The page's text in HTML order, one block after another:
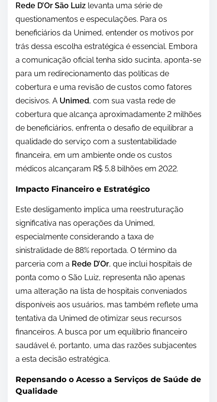
Rede D’Or São Luiz levanta uma série de
questionamentos e especulações. Para os
beneficiários da Unimed, entender os motivos por
trás dessa escolha estratégica é essencial. Embora
a comunicação oficial tenha sido sucinta, aponta-se
para um redirecionamento das políticas de
cobertura e uma revisão de custos como fatores
decisivos. A Unimed, com sua vasta rede de
cobertura que alcança aproximadamente 2 milhões
de beneficiários, enfrenta o desafio de equilibrar a
qualidade do serviço com a sustentabilidade
financeira, em um ambiente onde os custos
médicos alcançaram R$ 5,8 bilhões em 2022.
Impacto Financeiro e Estratégico
Este desligamento implica uma reestruturação
significativa nas operações da Unimed,
especialmente considerando a taxa de
sinistralidade de 88% reportada. O término da
parceria com a Rede D’Or, que inclui hospitais de
ponta como o São Luiz, representa não apenas
uma alteração na lista de hospitais conveniados
disponíveis aos usuários, mas também reflete uma
tentativa da Unimed de otimizar seus recursos
financeiros. A busca por um equilíbrio financeiro
saudável é, portanto, uma das razões subjacentes
a esta decisão estratégica.
Repensando o Acesso a Serviços de Saúde de
Qualidade